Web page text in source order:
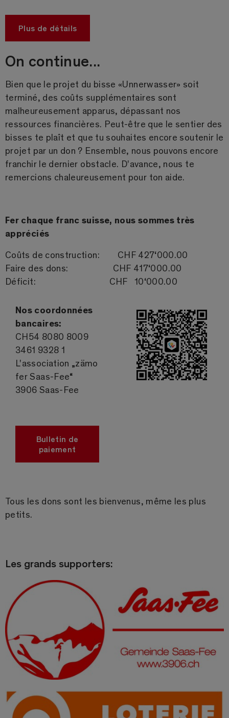
Plus de détails
On continue...
Bien que le projet du bisse «Unnerwasser» soit
terminé, des coûts supplémentaires sont
malheureusement apparus, dépassant nos
ressources financières. Peut-être que le sentier des
bisses te plaît et que tu souhaites encore soutenir le
projet par un don ? Ensemble, nous pouvons encore
franchir le dernier obstacle. D'avance, nous te
remercions chaleureusement pour ton aide.
Fer chaque franc suisse, nous sommes très
appréciés
Coûts de construction: CHF 427‘000.00
Faire des dons: CHF 417‘000.00
Déficit: CHF 10‘000.00
Nos coordonnées
bancaires:
CH54 8080 8009
3461 9328 1
L'association „zämo
fer Saas-Fee“
3906 Saas-Fee
Bulletin de
paiement
Tous les dons sont les bienvenus, même les plus
petits.
Les grands supporters: